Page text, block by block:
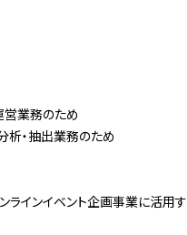
営業務のため
析・抽出業務のため
ラインイベント企画事業に活用す